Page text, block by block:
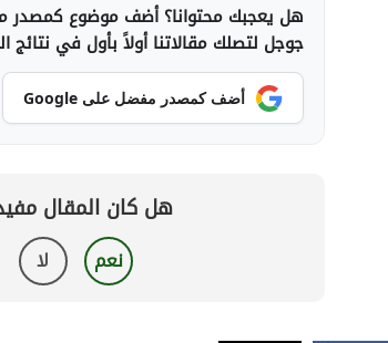
هل يعجبك محتوانا؟ أضف موضوع
جوجل لتصلك مقالاتنا أولاً بأول في نتائج
أضف كمصدر مفضل على Google
هل كان المقال
نعم لا